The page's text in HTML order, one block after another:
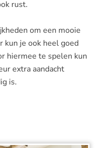
rust.
om een mooie
kun je ook heel goed
hiermee te spelen kun
extra aandacht
is.